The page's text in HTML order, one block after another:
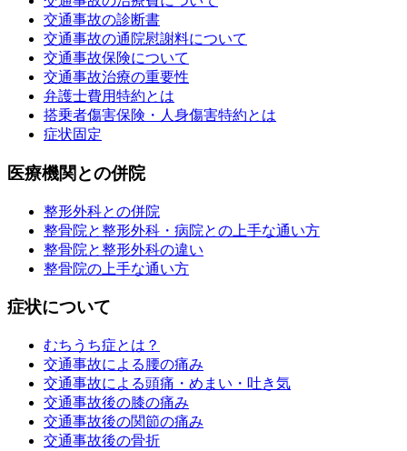
交通事故の診断書
交通事故の通院慰謝料について
交通事故保険について
交通事故治療の重要性
弁護士費用特約とは
搭乗者傷害保険・人身傷害特約とは
症状固定
医療機関との併院
整形外科との併院
整骨院と整形外科・病院との上手な通い方
整骨院と整形外科の違い
整骨院の上手な通い方
症状について
むちうち症とは？
交通事故による腰の痛み
交通事故による頭痛・めまい・吐き気
交通事故後の膝の痛み
交通事故後の関節の痛み
交通事故後の骨折